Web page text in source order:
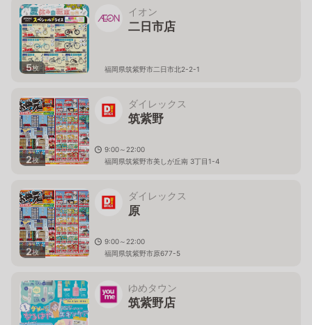
5枚
イオン
二日市店
福岡県筑紫野市二日市北2-2-1
2枚
ダイレックス
筑紫野
9:00～22:00
福岡県筑紫野市美しが丘南 3丁目1-4
2枚
ダイレックス
原
9:00～22:00
福岡県筑紫野市原677-5
ゆめタウン
筑紫野店